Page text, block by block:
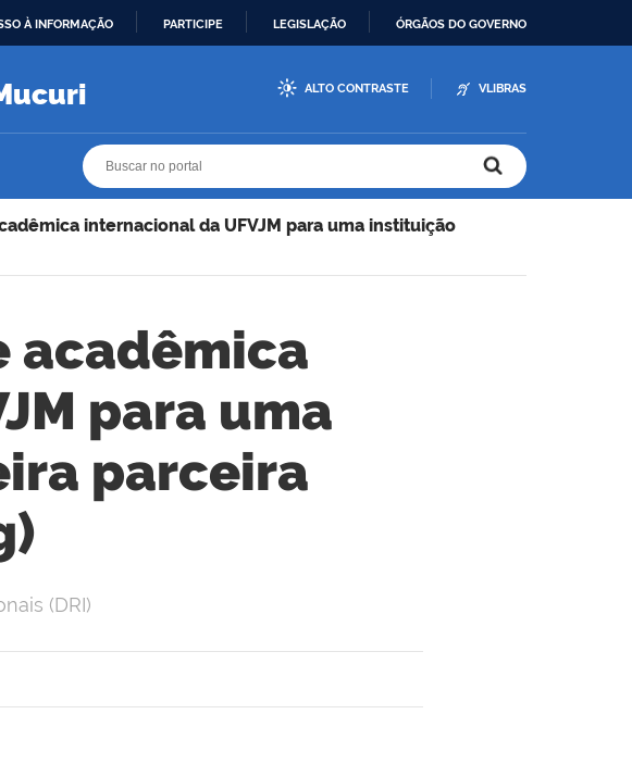
À INFORMAÇÃO PARTICIPE LEGISLAÇÃO ÓRGÃOS DO GOVERNO
ALTO CONTRASTE VLIBRAS
internacional da UFVJM para uma instituição
acadêmica
para uma
parceira
(DRI)